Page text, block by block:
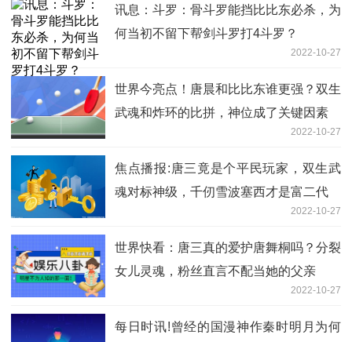
讯息：斗罗：骨斗罗能挡比比东必杀，为
何当初不留下帮剑斗罗打4斗罗？
2022-10-27
世界今亮点！唐晨和比比东谁更强？双生
武魂和炸环的比拼，神位成了关键因素
2022-10-27
焦点播报:唐三竟是个平民玩家，双生武
魂对标神级，千仞雪波塞西才是富二代
2022-10-27
世界快看：唐三真的爱护唐舞桐吗？分裂
女儿灵魂，粉丝直言不配当她的父亲
2022-10-27
每日时讯!曾经的国漫神作秦时明月为何